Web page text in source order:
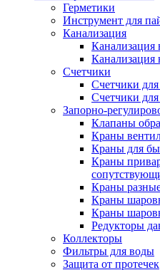
Герметики
Инструмент для
Канализация
Канализация
Канализация
Счетчики
Счетчики
Счетчики для
Запорно-
Клапаны
Краны
Краны для
Краны
Краны
Краны
Краны
Редукторы
Коллекторы
Фильтры для воды
Защита от протечек